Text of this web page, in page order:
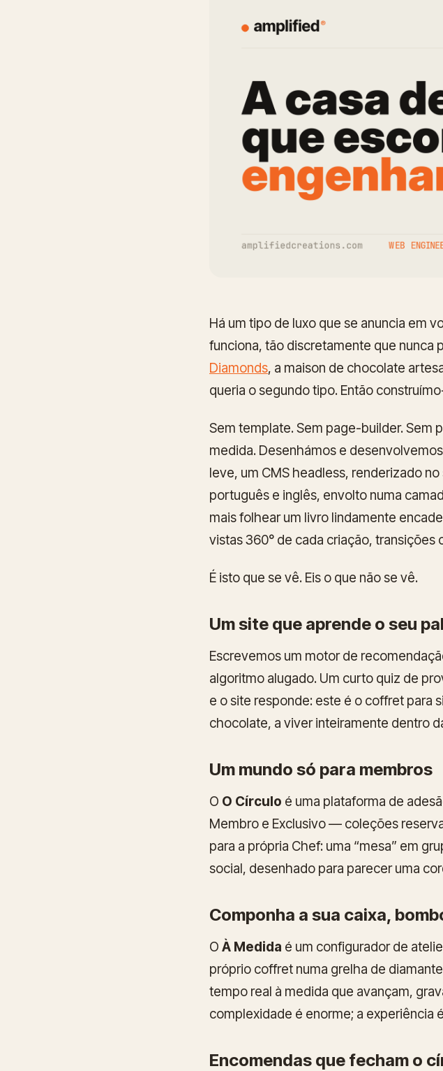
Há um tipo de luxo que se anuncia em
funciona, tão discretamente que nunca
Diamonds, a maison de chocolate
queria o segundo tipo. Então
Sem template. Sem page-builder. Sem
medida. Desenhámos e
leve, um CMS headless, renderizado
português e inglês, envolto numa
mais folhear um livro lindamente
vistas 360° de cada criação, transições
É isto que se vê. Eis o que não se vê.
Um site que aprende o seu
Escrevemos um motor de
algoritmo alugado. Um curto quiz de
e o site responde: este é o coffret para
chocolate, a viver inteiramente dentro
Um mundo só para membros
O O Círculo é uma plataforma de
Membro e Exclusivo — coleções
para a própria Chef: uma “mesa” em
social, desenhado para parecer uma
Componha a sua caixa,
O À Medida é um configurador de
próprio coffret numa grelha de
tempo real à medida que avançam,
complexidade é enorme; a experiência
Encomendas que fecham o